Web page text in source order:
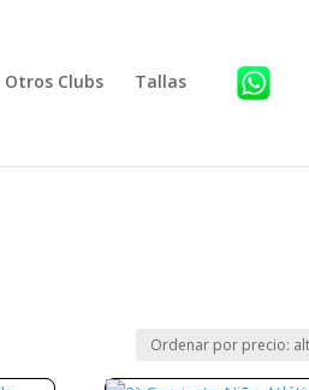
Otros Clubs Tallas